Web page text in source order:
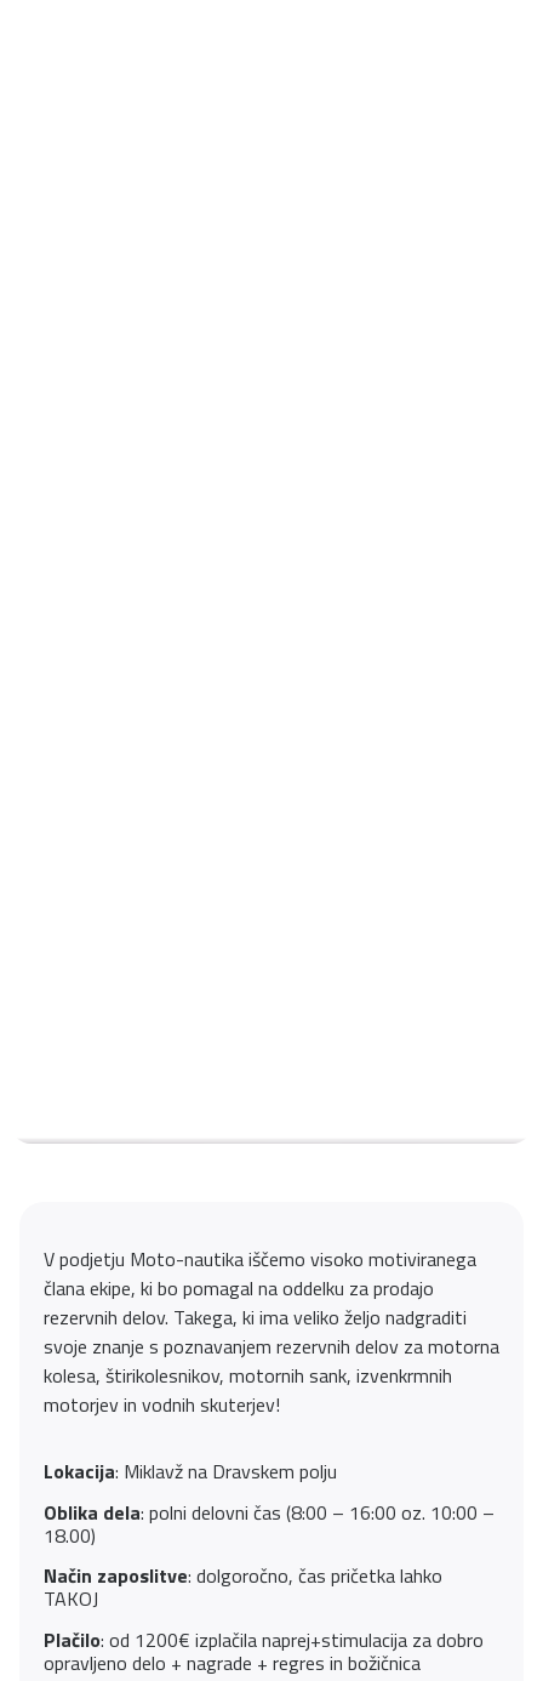
V podjetju Moto-nautika iščemo visoko motiviranega
člana ekipe, ki bo pomagal na oddelku za prodajo
rezervnih delov. Takega, ki ima veliko željo nadgraditi
svoje znanje s poznavanjem rezervnih delov za motorna
kolesa, štirikolesnikov, motornih sank, izvenkrmnih
motorjev in vodnih skuterjev!
Lokacija: Miklavž na Dravskem polju
Oblika dela: polni delovni čas (8:00 – 16:00 oz. 10:00 –
18.00)
Način zaposlitve: dolgoročno, čas pričetka lahko
TAKOJ
Plačilo: od 1200€ izplačila naprej+stimulacija za dobro
opravljeno delo + nagrade + regres in božičnica